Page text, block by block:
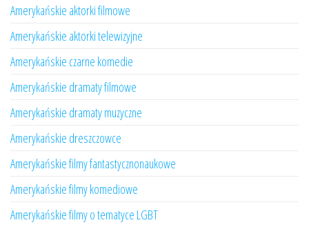
Amerykańskie aktorki filmowe
Amerykańskie aktorki telewizyjne
Amerykańskie czarne komedie
Amerykańskie dramaty filmowe
Amerykańskie dramaty muzyczne
Amerykańskie dreszczowce
Amerykańskie filmy fantastycznonaukowe
Amerykańskie filmy komediowe
Amerykańskie filmy o tematyce LGBT